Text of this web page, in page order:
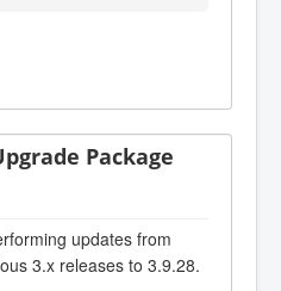
Package
updates from
3.x releases to 3.9.28.